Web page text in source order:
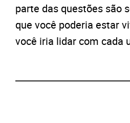
parte das questões são
que você poderia estar
você iria lidar com cada